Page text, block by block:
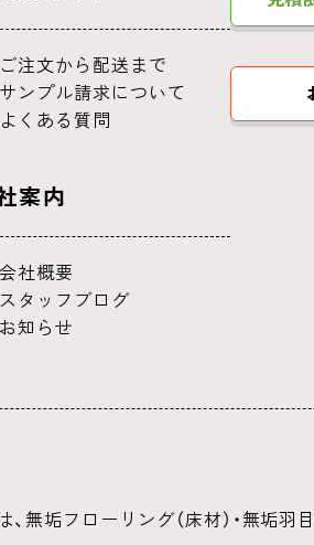
ご注文から配送まで
サンプル請求について
よくある質問
案内
会社概要
スタッフブログ
お知らせ
無垢フローリング（床材）・無垢羽